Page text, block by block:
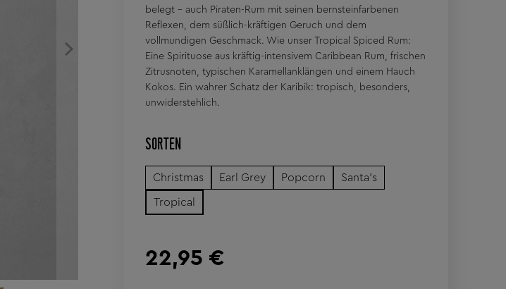
belegt - auch Piraten-Rum mit seinen bernsteinfarbenen
Reflexen, dem süßlich-kräftigen Geruch und dem
vollmundigen Geschmack. Wie unser Tropical Spiced Rum:
Eine Spirituose aus kräftig-intensivem Caribbean Rum, frischen
Zitrusnoten, typischen Karamellanklängen und einem Hauch
Kokos. Ein wahrer Schatz der Karibik: tropisch, besonders,
unwiderstehlich.
SORTEN
Christmas Earl Grey Popcorn Santa's
Tropical
22,95 €